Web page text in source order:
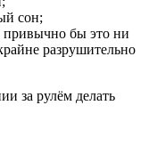
сон;
привычно бы это ни
разрушительно
за рулём делать